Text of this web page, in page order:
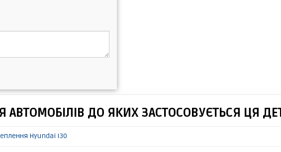
АВТОМОБІЛІВ ДО ЯКИХ ЗАСТОСОВУЄТЬСЯ ЦЯ
Hyundai I30